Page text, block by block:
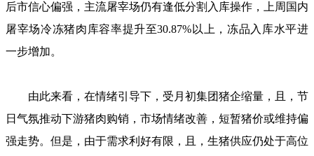
后市信心偏强，主流屠宰场仍有逢低分割入库操作，上周国内
屠宰场冷冻猪肉库容率提升至30.87%以上，冻品入库水平进
一步增加。
由此来看，在情绪引导下，受月初集团猪企缩量，且，节
日气氛推动下游猪肉购销，市场情绪改善，短暂猪价或维持偏
强走势。但是，由于需求利好有限，且，生猪供应仍处于高位